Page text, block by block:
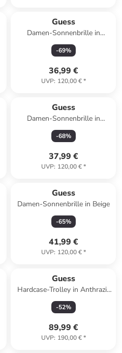
Guess
Damen-Sonnenbrille in
Schwarz/ Dunkelblau
-69%
36,99 €
UVP: 120,00 €*
Guess
Damen-Sonnenbrille in
Schwarz
-68%
37,99 €
UVP: 120,00 €*
Guess
Damen-Sonnenbrille in Beige
-65%
41,99 €
UVP: 120,00 €*
Guess
Hardcase-Trolley in Anthrazit
- (B)32 x (H)53 x (T)22 cm
-52%
89,99 €
UVP: 190,00 €*